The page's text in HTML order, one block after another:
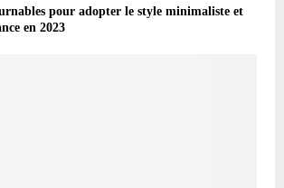
pour adopter le style minimaliste et
en 2023